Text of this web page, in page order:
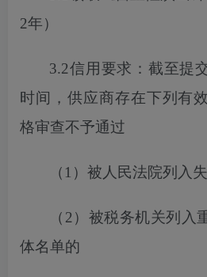
2年）
3.2信用要求：截至提
时间，供应商存在下列有
格审查不予通过
（ 1）被人民法院列入
（ 2） 被税务机关列入
体名单的